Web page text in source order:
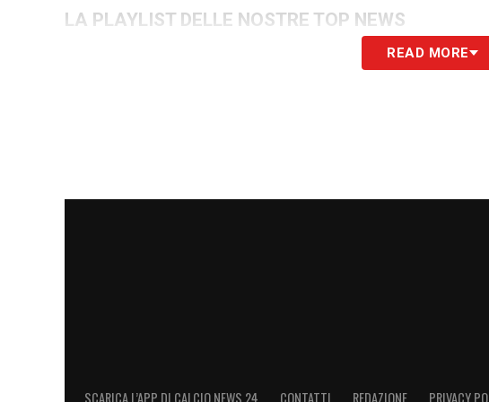
LA PLAYLIST DELLE NOSTRE TOP NEWS
READ MORE
SCARICA L’APP DI CALCIO NEWS 24 CONTATTI REDAZIONE PRIVACY